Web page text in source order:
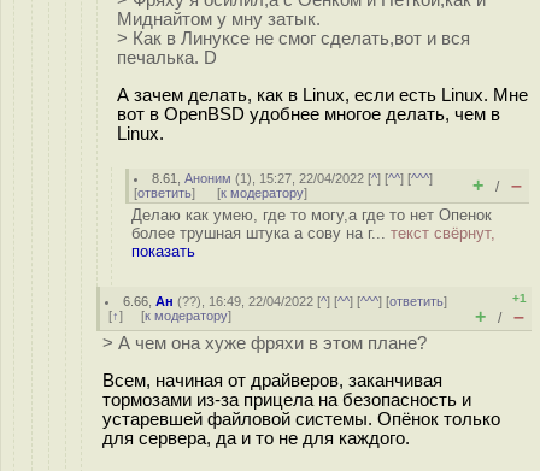
Миднайтом у мну затык.
> Как в Линуксе не смог сделать,вот и вся
печалька. D
А зачем делать, как в Linux, если есть Linux. Мне
вот в OpenBSD удобнее многое делать, чем в
Linux.
8.61 ,Аноним (1), 15:27, 22/04/2022 [^] [^^] [^^^]
[ответить] [к модератору] + / –
Делаю как умею, где то могу,а где то нет Опенок
более трушная штука а сову на г... текст свёрнут,
показать
6.66 ,Ан (??), 16:49, 22/04/2022 [^] [^^] [^^^] [ответить]
[↑] [к модератору]
+1
+ / –
> А чем она хуже фряхи в этом плане?
Всем, начиная от драйверов, заканчивая
тормозами из-за прицела на безопасность и
устаревшей файловой системы. Опёнок только
для сервера, да и то не для каждого.